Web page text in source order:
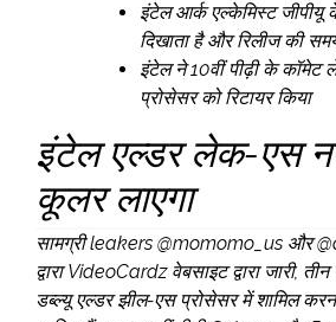
इंटेल आर्क एल्केमिस्ट जीपीयू
दिखाता है और रिलीज की
इंटेल ने 10वीं पीढ़ी के कॉमेट
प्रोसेसर को रिटायर किया
इंटेल एल्डर लेक-एस
कूलर लाएगा
सामग्री leakers @momomo_us और
द्वाराVideoCardzवेबसाइट द्वारा जारी,
डब्ल्यू एल्डर झील-एस प्रोसेसर में शामिल